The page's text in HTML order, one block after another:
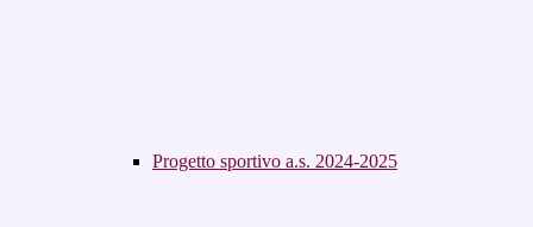
Progetto sportivo a.s. 2024-2025